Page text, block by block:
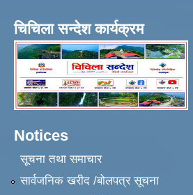
चिचिला सन्देश कार्यक्रम
Notices
सूचना तथा समाचार
सार्वजनिक खरीद /बोलपत्र सूचना